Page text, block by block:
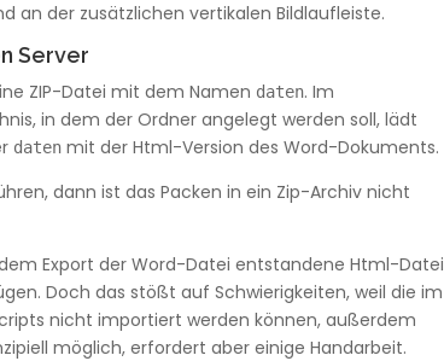
an der zusätzlichen vertikalen Bildlaufleiste.
Server
ZIP-Datei mit dem Namen daten. Im
in dem der Ordner angelegt werden soll, lädt
daten mit der Html-Version des Word-Dokuments.
dann ist das Packen in ein Zip-Archiv nicht
Export der Word-Datei entstandene Html-Datei
Doch das stößt auf Schwierigkeiten, weil die im
nicht importiert werden können, außerdem
möglich, erfordert aber einige Handarbeit.